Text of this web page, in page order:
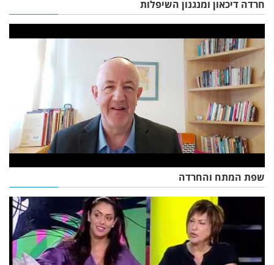
חרדה דיכאון ומנגנון השיפלות
שפת המתח והחרדה